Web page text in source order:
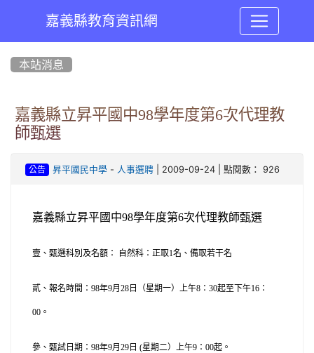
嘉義縣教育資訊網
本站消息
嘉義縣立昇平國中98學年度第6次代理教
師甄選
公告 昇平國民中學- 人事選聘| 2009-09-24 | 點閱數： 926
嘉義縣立昇平國中98學年度第6次代理教師甄選
壹、甄選科別及名額： 自然科：正取1名、備取若干名
貳、報名時間： 98年9月 28 日 （星期一）上午8 ：30起至下午16 ：
00 。
參、甄試日期： 98年9月 29 日 (星期二）上午9 ： 00起。